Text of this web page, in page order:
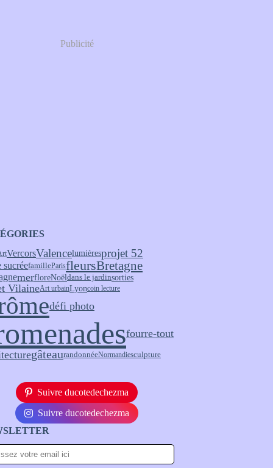
Publicité
VercorsValencelumièresprojet 52
sucréefamilleParisfleursBretagne
merfloreNoëldans le jardinsorties
VilaineArt urbainLyoncoin lecture
défi photo
fourre-tout
gâteaurandonnéeNormandiesculpture
Suivre ducotedechezma
Suivre ducotedechezma